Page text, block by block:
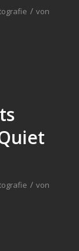
/ von
/ von